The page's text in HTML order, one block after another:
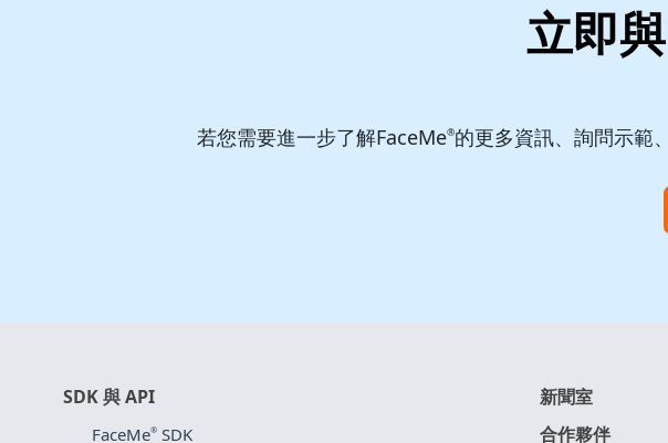
立即
若您需要進一步了解FaceMe®的更多資訊、詢問示範
SDK 與 API
FaceMe® SDK
新聞室
合作夥伴